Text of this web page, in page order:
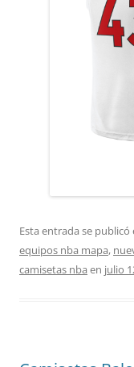
Esta entrada se publicó
equipos nba mapa,
camisetas nba en julio